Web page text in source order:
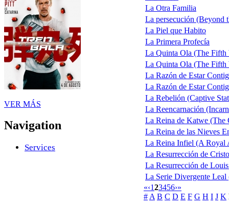
VER MÁS
Navigation
Services
La Otra Familia
La persecución (Beyond
La Piel que Habito
La Primera Profecía
La Quinta Ola (The Fifth
La Quinta Ola (The Fifth
La Razón de Estar
La Razón de Estar
La Rebelión (Captive
La Reencarnación
La Reina de Katwe (The
La Reina de las Nieves
La Reina Infiel (A Royal
La Resurrección de
La Resurrección de
La Serie Divergente
«‹123456›»
# A B C D E F G H I J K